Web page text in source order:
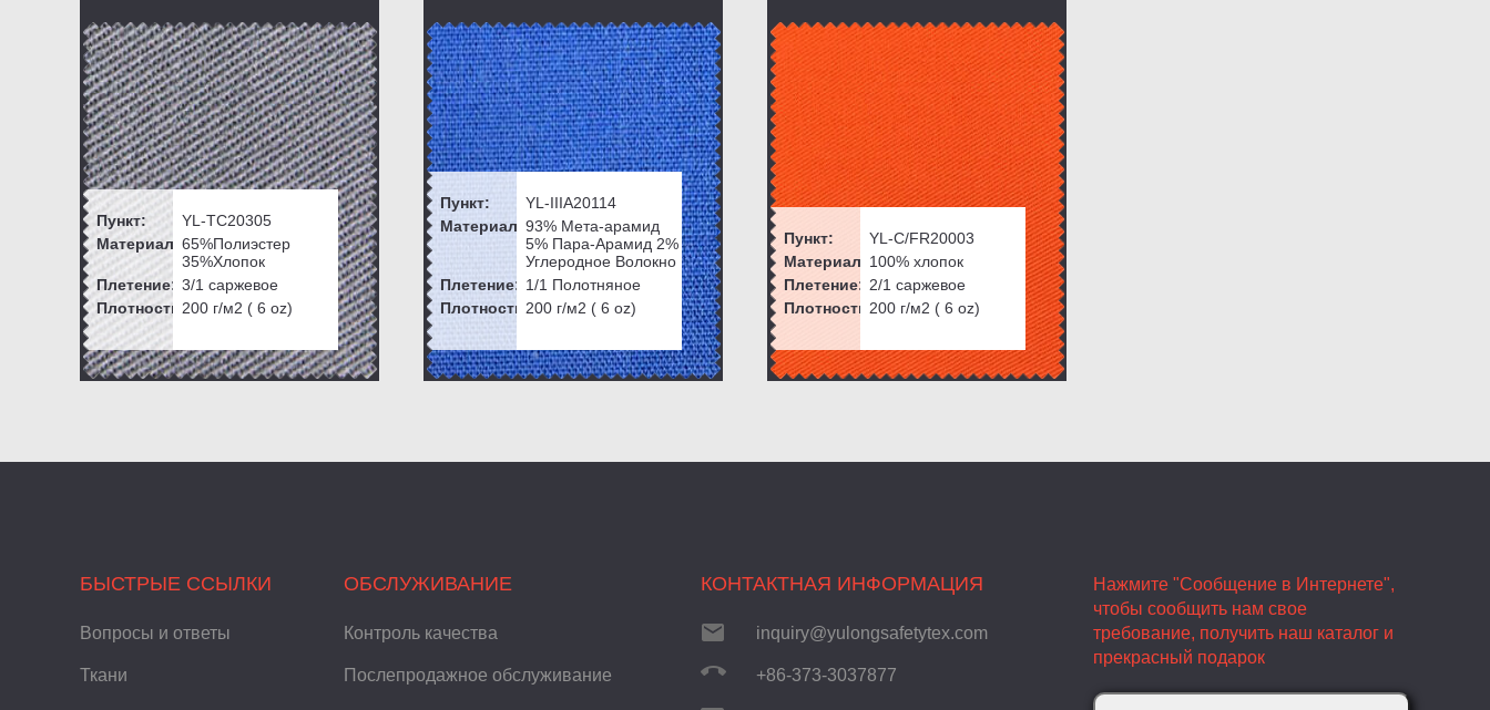
Пункт:
YL-TC20305
Материал: 65%Полиэстер
35%Хлопок
Плетение: 3/1 саржевое
Плотность:200г/м2 ( 6 oz)
Пункт:
YL-IIIA20114
Материал: 93% Мета-арамид
5% Пара-Арамид 2%
Углеродное Волокно
Плетение: 1/1 Полотняное
Плотность:200г/м2 ( 6 oz)
Пункт:
YL-C/FR20003
Материал: 100% хлопок
Плетение: 2/1 саржевое
Плотность:200г/м2 ( 6 oz)
БЫСТРЫЕ ССЫЛКИ
Вопросы и ответы
Ткани
ОБСЛУЖИВАНИЕ
Контроль качества
Послепродажное обслуживание
КОНТАКТНАЯ ИНФОРМАЦИЯ
inquiry@yulongsafetytex.com
+86-373-3037877
Нажмите "Сообщение в Интернете",
чтобы сообщить нам свое
требование, получить наш каталог и
прекрасный подарок